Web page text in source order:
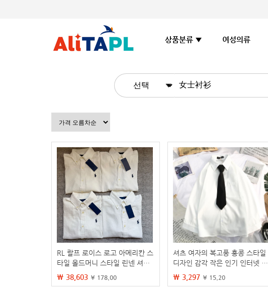
상품분류 ▼ 여성의류
RL 랄프 로이스 로고 아메리칸 스
타일 올드머니 스타일 린넨 셔츠
여성용 봄 가을 신상 긴팔 자외선
차단 셔츠
₩ 38,603 ¥ 178.00
셔츠 여자의 복고풍 홍콩 스타일
디자인 감각 작은 인기 인터넷 연
예인 탑 2022 봄과 가을 새로운
한국 스타일 느슨한 학생 셔츠
₩ 3,297 ¥ 15.20